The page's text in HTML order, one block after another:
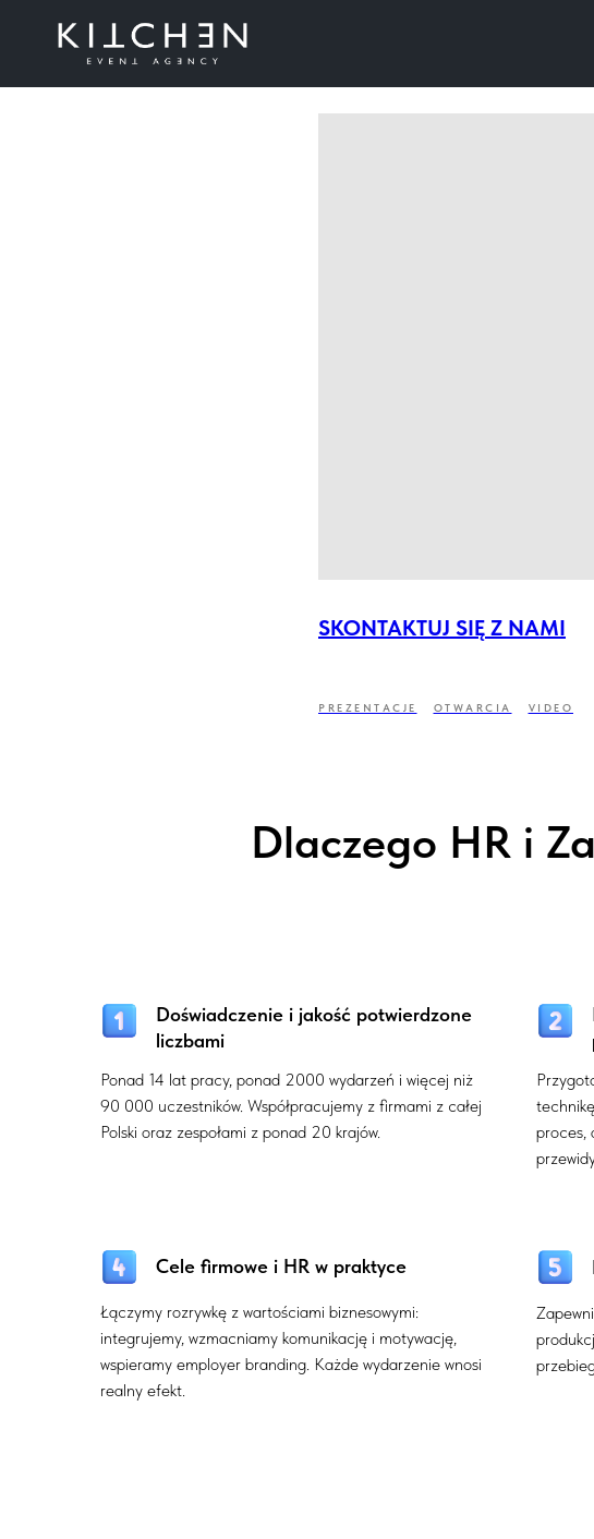
Otwarcie
SKONTAKTUJ SIĘ Z NAMI
PREZENTACJE OTWARCIA VIDEO
Dlaczego HR i
Doświadczenie i jakość potwierdzone
liczbami
Ponad 14 lat pracy, ponad 2000 wydarzeń i więcej niż
90 000 uczestników. Współpracujemy z firmami z całej
Polski oraz zespołami z ponad 20 krajów.
proces,
Cele firmowe i HR w praktyce
Łączymy rozrywkę z wartościami biznesowymi:
integrujemy, wzmacniamy komunikację i motywację,
wspieramy employer branding. Każde wydarzenie wnosi
realny efekt.